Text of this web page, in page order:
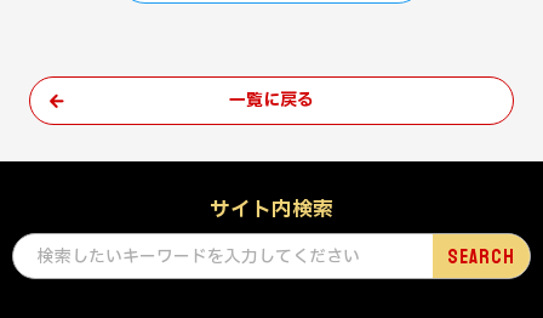
一覧に戻る
サイト内検索